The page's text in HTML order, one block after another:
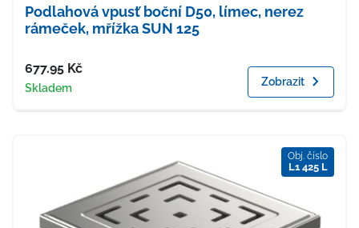
Podlahová vpusť boční D50, límec, nerez
rámeček, mřížka SUN 125
Cena
677.95 Kč
Dostupnost
Skladem Zobrazit
Obj. číslo
L1 425 L